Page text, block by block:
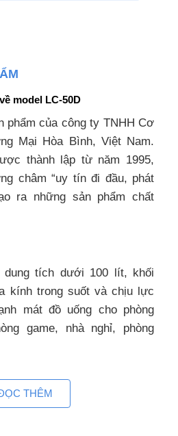
model LC-50D
phẩm của công ty TNHH Cơ
Mại Hòa Bình, Việt Nam.
thành lập từ năm 1995,
châm “uy tín đi đầu, phát
ra những sản phẩm chất
tích dưới 100 lít, khối
kính trong suốt và chịu lực
mát đồ uống cho phòng
game, nhà nghỉ, phòng
có cửa nằm phía trước,
giúp bạn dễ dàng phân loại
THÊM